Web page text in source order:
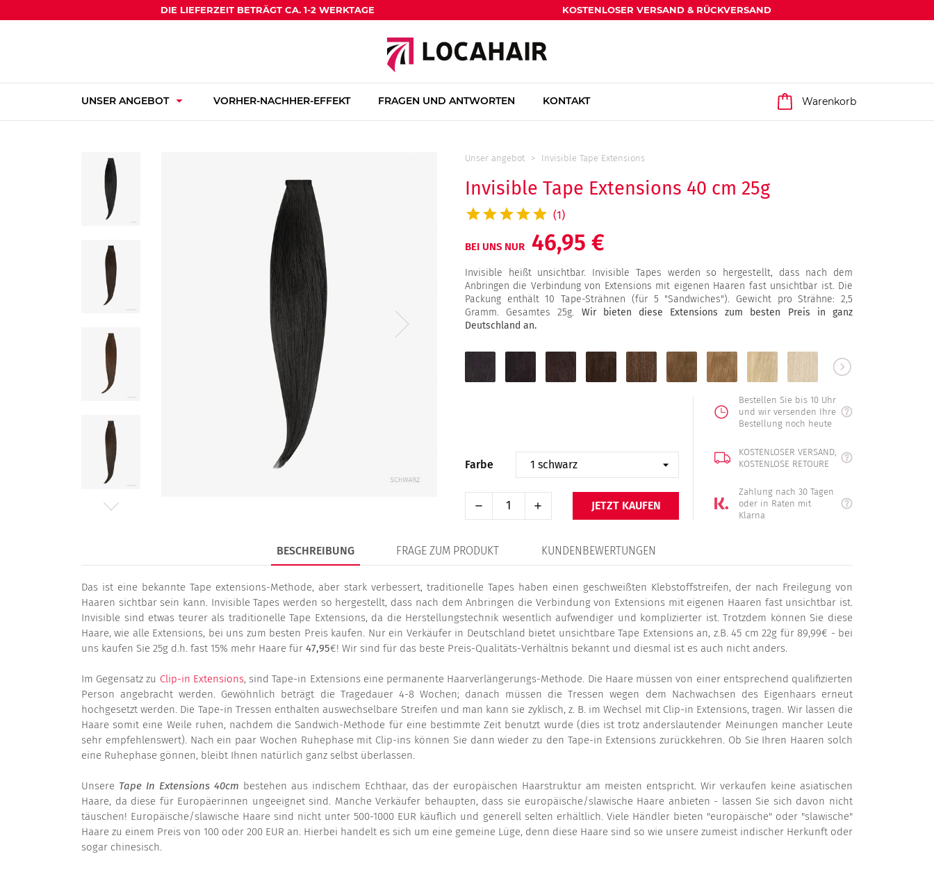
DIE LIEFERZEIT BETRÄGT CA. 1-2 WERKTAGE KOSTENLOSER VERSAND & RÜCKVERSAND
UNSER ANGEBOT arrow_drop_down VORHER-NACHHER-EFFEKT FRAGEN UND ANTWORTEN KONTAKT Warenkorb
Unser angebot Invisible Tape Extensions
Invisible Tape Extensions 40 cm 25g
(1)
BEI UNS NUR 46,95 €
Invisible heißt unsichtbar. Invisible Tapes werden so hergestellt, dass nach dem
Anbringen die Verbindung von Extensions mit eigenen Haaren fast unsichtbar ist. Die
Packung enthält 10 Tape-Strähnen (für 5 "Sandwiches"). Gewicht pro Strähne: 2,5
Gramm. Gesamtes 25g. Wir bieten diese Extensions zum besten Preis in ganz
Deutschland an.
schwarz
dunkelbraunmittelbraunnaturbraun
8
hellbraun
16
dunkelblondmittelblondhellblond
60
platinblond
Farbe
JETZT KAUFEN
Bestellen Sie bis 10 Uhr
und wir versenden Ihre
Bestellung noch heute
KOSTENLOSER VERSAND,
KOSTENLOSE RETOURE
Zahlung nach 30 Tagen
oder in Raten mit
Klarna
BESCHREIBUNG FRAGE ZUM PRODUKT KUNDENBEWERTUNGEN
Das ist eine bekannte Tape extensions-Methode, aber stark verbessert, traditionelle Tapes haben einen geschweißten Klebstoffstreifen, der nach Freilegung von
Haaren sichtbar sein kann. Invisible Tapes werden so hergestellt, dass nach dem Anbringen die Verbindung von Extensions mit eigenen Haaren fast unsichtbar ist.
Invisible sind etwas teurer als traditionelle Tape Extensions, da die Herstellungstechnik wesentlich aufwendiger und komplizierter ist. Trotzdem können Sie diese
Haare, wie alle Extensions, bei uns zum besten Preis kaufen. Nur ein Verkäufer in Deutschland bietet unsichtbare Tape Extensions an, z.B. 45 cm 22g für 89,99€ - bei
uns kaufen Sie 25g d.h. fast 15% mehr Haare für 47,95€! Wir sind für das beste Preis-Qualitäts-Verhältnis bekannt und diesmal ist es auch nicht anders.
Im Gegensatz zu Clip-in Extensions, sind Tape-in Extensions eine permanente Haarverlängerungs-Methode. Die Haare müssen von einer entsprechend qualifizierten
Person angebracht werden. Gewöhnlich beträgt die Tragedauer 4-8 Wochen; danach müssen die Tressen wegen dem Nachwachsen des Eigenhaars erneut
hochgesetzt werden. Die Tape-in Tressen enthalten auswechselbare Streifen und man kann sie zyklisch, z. B. im Wechsel mit Clip-in Extensions, tragen. Wir lassen die
Haare somit eine Weile ruhen, nachdem die Sandwich-Methode für eine bestimmte Zeit benutzt wurde (dies ist trotz anderslautender Meinungen mancher Leute
sehr empfehlenswert). Nach ein paar Wochen Ruhephase mit Clip-ins können Sie dann wieder zu den Tape-in Extensions zurückkehren. Ob Sie Ihren Haaren solch
eine Ruhephase gönnen, bleibt Ihnen natürlich ganz selbst überlassen.
Unsere Tape In Extensions 40cm bestehen aus indischem Echthaar, das der europäischen Haarstruktur am meisten entspricht. Wir verkaufen keine asiatischen
Haare, da diese für Europäerinnen ungeeignet sind. Manche Verkäufer behaupten, dass sie europäische/slawische Haare anbieten - lassen Sie sich davon nicht
täuschen! Europäische/slawische Haare sind nicht unter 500-1000 EUR käuflich und generell selten erhältlich. Viele Händler bieten "europäische" oder "slawische"
Haare zu einem Preis von 100 oder 200 EUR an. Hierbei handelt es sich um eine gemeine Lüge, denn diese Haare sind so wie unsere zumeist indischer Herkunft oder
sogar chinesisch.